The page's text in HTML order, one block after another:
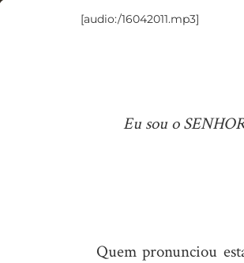
O
de
[audio:/16042011.mp3]
Eu sou o
Quem pronunciou